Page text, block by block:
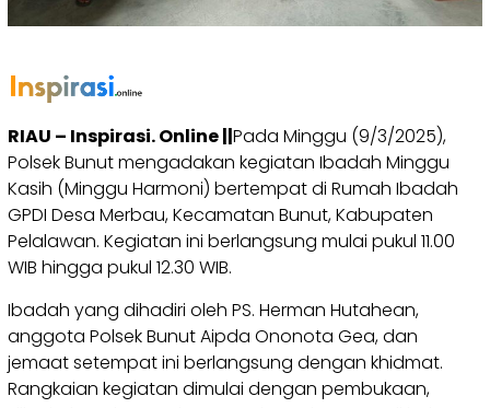
RIAU – Inspirasi. Online ||Pada Minggu (9/3/2025),
Polsek Bunut mengadakan kegiatan Ibadah Minggu
Kasih (Minggu Harmoni) bertempat di Rumah Ibadah
GPDI Desa Merbau, Kecamatan Bunut, Kabupaten
Pelalawan. Kegiatan ini berlangsung mulai pukul 11.00
WIB hingga pukul 12.30 WIB.
Ibadah yang dihadiri oleh PS. Herman Hutahean,
anggota Polsek Bunut Aipda Ononota Gea, dan
jemaat setempat ini berlangsung dengan khidmat.
Rangkaian kegiatan dimulai dengan pembukaan,